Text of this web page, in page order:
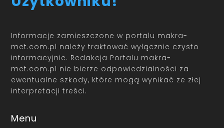
Informacje zamieszczone w portalu makra-
met.com.pl należy traktować wyłącznie czysto
informacyjnie. Redakcja Portalu makra-
met.com.pl nie bierze odpowiedzialności za
ewentualne szkody, które mogą wynikać ze złej
interpretacji treści.
Menu